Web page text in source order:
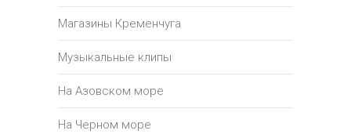
Магазины Кременчуга
Музыкальные клипы
На Азовском море
На Черном море